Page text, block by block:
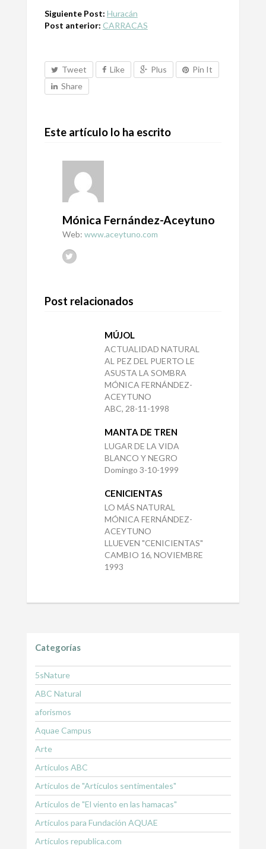
Siguiente Post: Huracán
Post anterior: CARRACAS
Tweet Like Plus
Pin It
Share
Este artículo lo ha escrito
Mónica Fernández-Aceytuno
Web: www.aceytuno.com
Post relacionados
MÚJOL
ACTUALIDAD NATURAL
AL PEZ DEL PUERTO LE
ASUSTA LA SOMBRA
MÓNICA FERNÁNDEZ-
ACEYTUNO
ABC, 28-11-1998
MANTA DE TREN
LUGAR DE LA VIDA
BLANCO Y NEGRO
Domingo 3-10-1999
CENICIENTAS
LO MÁS NATURAL
MÓNICA FERNÁNDEZ-
ACEYTUNO
LLUEVEN "CENICIENTAS"
CAMBIO 16, NOVIEMBRE
1993
Categorías
5sNature
ABC Natural
aforismos
Aquae Campus
Arte
Artículos ABC
Artículos de "Artículos sentimentales"
Artículos de "El viento en las hamacas"
Artículos para Fundación AQUAE
Artículos republica.com